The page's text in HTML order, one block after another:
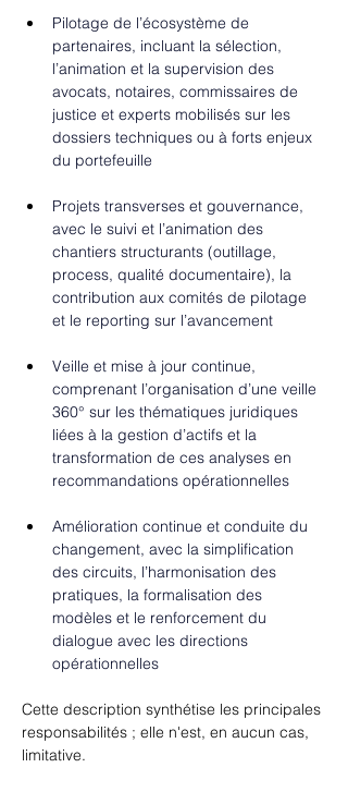
Pilotage de l’écosystème de
partenaires, incluant la sélection,
l’animation et la supervision des
avocats, notaires, commissaires de
justice et experts mobilisés sur les
dossiers techniques ou à forts enjeux
du portefeuille
Projets transverses et gouvernance,
avec le suivi et l’animation des
chantiers structurants (outillage,
process, qualité documentaire), la
contribution aux comités de pilotage
et le reporting sur l’avancement
Veille et mise à jour continue,
comprenant l’organisation d’une veille
360° sur les thématiques juridiques
liées à la gestion d’actifs et la
transformation de ces analyses en
recommandations opérationnelles
Amélioration continue et conduite du
changement, avec la simplification
des circuits, l’harmonisation des
pratiques, la formalisation des
modèles et le renforcement du
dialogue avec les directions
opérationnelles
Cette description synthétise les principales
responsabilités ; elle n'est, en aucun cas,
limitative.